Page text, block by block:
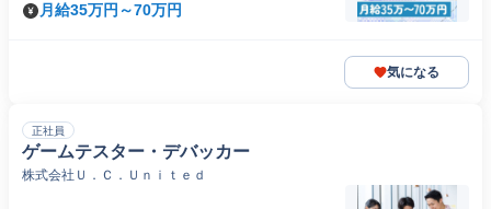
月給35万円～70万円
気になる
正社員
ゲームテスター・デバッカー
株式会社Ｕ．Ｃ．Ｕｎｉｔｅｄ